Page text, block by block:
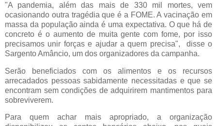
"A pandemia, além das mais de 330 mil mortes, vem
ocasionando outra tragédia que é a FOME. A vacinação em
massa da população ainda é uma expectativa. O que há de
concreto é o aumento de muita gente com fome, por isso
precisamos unir forças e ajudar a quem precisa", disse o
Sargento Amâncio, um dos organizadores da campanha.
Serão beneficiados com os alimentos e os recursos
arrecadados pessoas sabidamente necessitadas e que se
encontram sem condições de adquirirem mantimentos para
sobreviverem.
Para quem achar mais apropriado, a organização